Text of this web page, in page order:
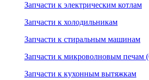
Запчасти к электрическим котлам
Запчасти к холодильникам
Запчасти к стиральным машинам
Запчасти к микроволновым печам
Запчасти к кухонным вытяжкам